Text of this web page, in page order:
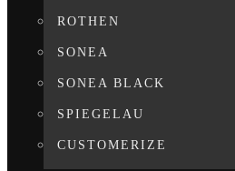
ROTHEN
SONEA
SONEA BLACK
SPIEGELAU
CUSTOMERIZE